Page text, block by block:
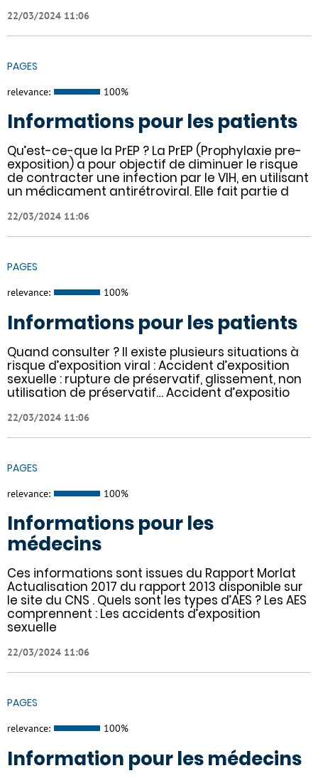
22/03/2024 11:06
PAGES
relevance: 100%
Informations pour les patients
Qu’est-ce-que la PrEP ? La PrEP (Prophylaxie pre-
exposition) a pour objectif de diminuer le risque
de contracter une infection par le VIH, en utilisant
un médicament antirétroviral. Elle fait partie d
22/03/2024 11:06
PAGES
relevance: 100%
Informations pour les patients
Quand consulter ? Il existe plusieurs situations à
risque d’exposition viral : Accident d’exposition
sexuelle : rupture de préservatif, glissement, non
utilisation de préservatif… Accident d’expositio
22/03/2024 11:06
PAGES
relevance: 100%
Informations pour les
médecins
Ces informations sont issues du Rapport Morlat
Actualisation 2017 du rapport 2013 disponible sur
le site du CNS . Quels sont les types d’AES ? Les AES
comprennent : Les accidents d’exposition
sexuelle
22/03/2024 11:06
PAGES
relevance: 100%
Information pour les médecins